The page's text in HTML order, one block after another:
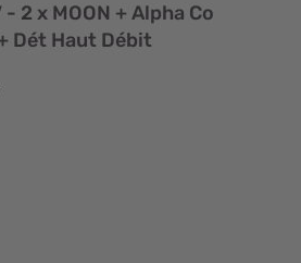
- 2 x MOON + Alpha Co
Dét Haut Débit